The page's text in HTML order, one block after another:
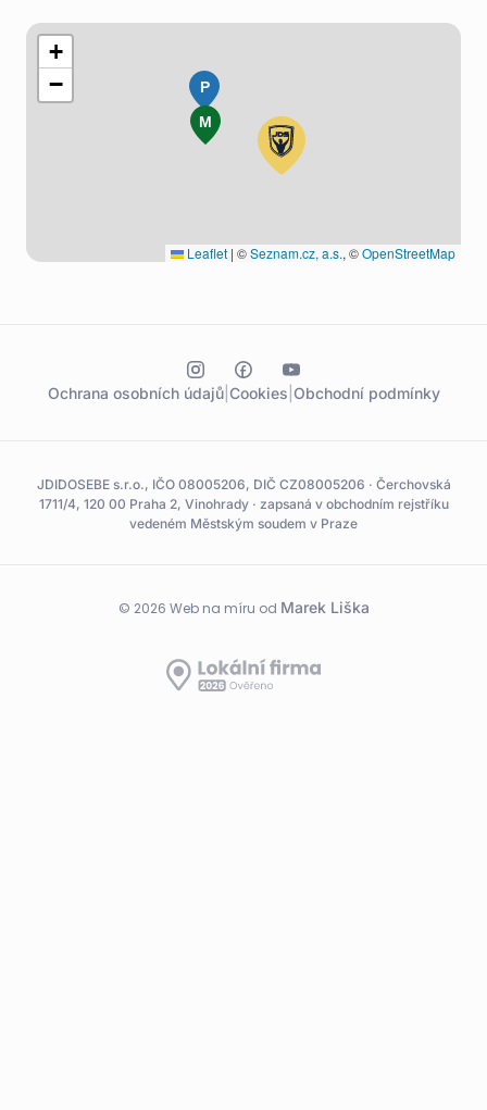
M
P
+
−
Leaflet | ©Seznam.cz, a.s., ©OpenStreetMap
Ochrana osobních údajů| Cookies Obchodní podmínky
JDIDOSEBE s.r.o., IČO 08005206, DIČ CZ08005206 · Čerchovská
1711/4, 120 00 Praha 2, Vinohrady · zapsaná v obchodním rejstříku
vedeném Městským soudem v Praze
© 2026 Web na míru od Marek Liška